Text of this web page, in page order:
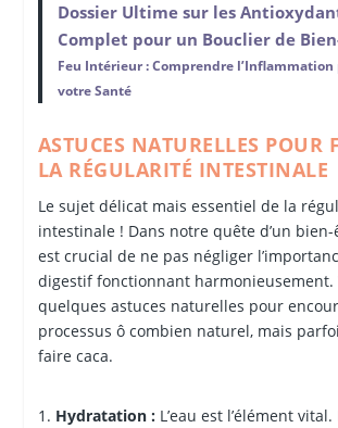
Dossier Ultime sur les
Complet pour un Bouclier de
Feu Intérieur : Comprendre l’Inflammation
votre Santé
ASTUCES NATURELLES POUR
LA RÉGULARITÉ INTESTINALE
Le sujet délicat mais essentiel de la
intestinale ! Dans notre quête d’un
est crucial de ne pas négliger
digestif fonctionnant harmonieusement.
quelques astuces naturelles pour
processus ô combien naturel, mais
faire caca.
Hydratation :L’eau est l’élément vital.